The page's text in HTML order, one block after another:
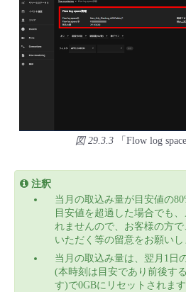
図 29.3.3 「Flow log
注釈
当月の取込み量が目安値の
目安値を超過した場合でも
れませんので、お客様の方
いただく等の留意をお願いし
当月の取込み量は、翌月1日
(本時刻は目安であり前後す
す)で0GBにリセットされます